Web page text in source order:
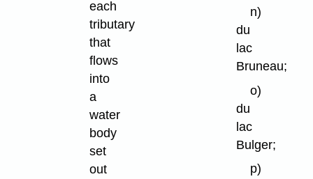
each
tributary
that
flows
into
a
water
body
set
out
n)
du
lac
Bruneau;
o)
du
lac
Bulger;
p)